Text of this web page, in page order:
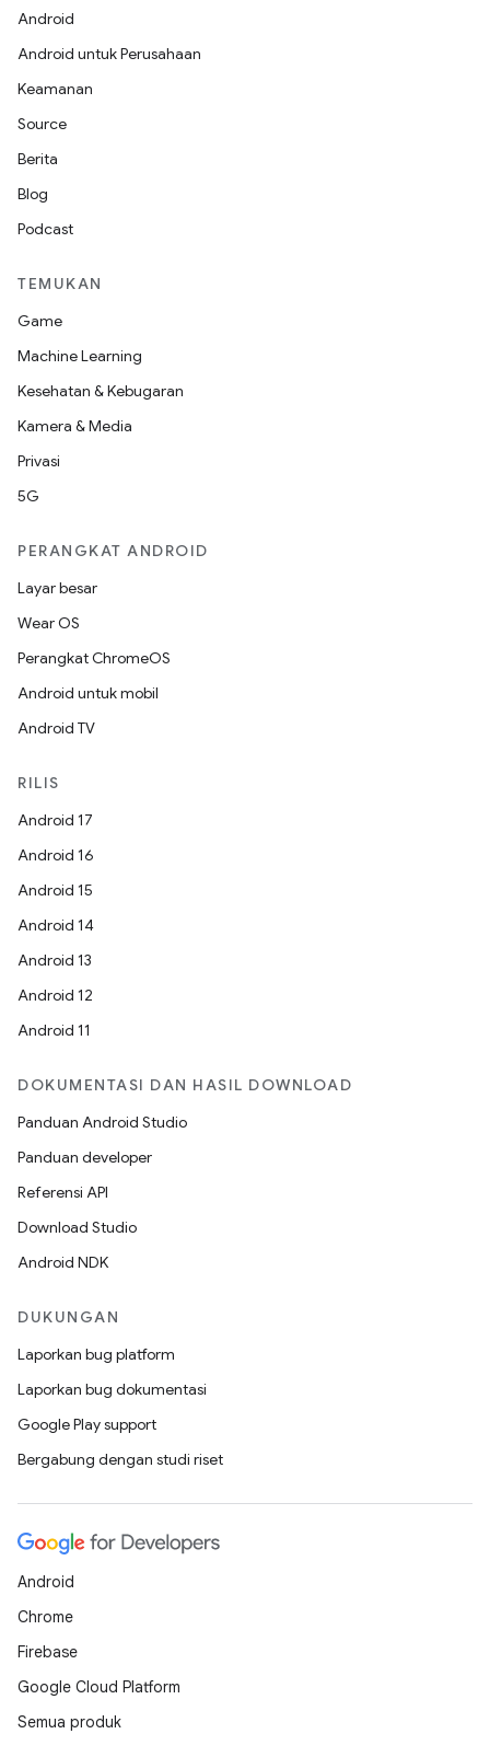
Android
Android untuk Perusahaan
Keamanan
Source
Berita
Blog
Podcast
TEMUKAN
Game
Machine Learning
Kesehatan & Kebugaran
Kamera & Media
Privasi
5G
PERANGKAT ANDROID
Layar besar
Wear OS
Perangkat ChromeOS
Android untuk mobil
Android TV
RILIS
Android 17
Android 16
Android 15
Android 14
Android 13
Android 12
Android 11
DOKUMENTASI DAN HASIL DOWNLOAD
Panduan Android Studio
Panduan developer
Referensi API
Download Studio
Android NDK
DUKUNGAN
Laporkan bug platform
Laporkan bug dokumentasi
Google Play support
Bergabung dengan studi riset
Android
Chrome
Firebase
Google Cloud Platform
Semua produk